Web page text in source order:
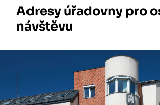
Adresy úřadovny pro
návštěvu